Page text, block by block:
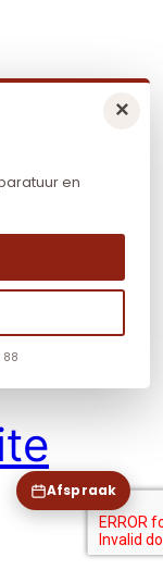
Afspraak
×
en
88